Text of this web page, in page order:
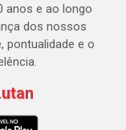
anos e ao longo
dos nossos
pontualidade e o